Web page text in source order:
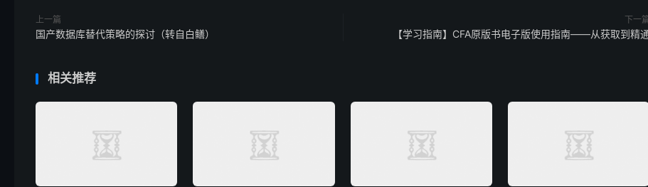
上一篇
国产数据库替代策略的探讨（转自白鳝）
下一
【学习指南】CFA原版书电子版使用指南——从获取到精
相关推荐